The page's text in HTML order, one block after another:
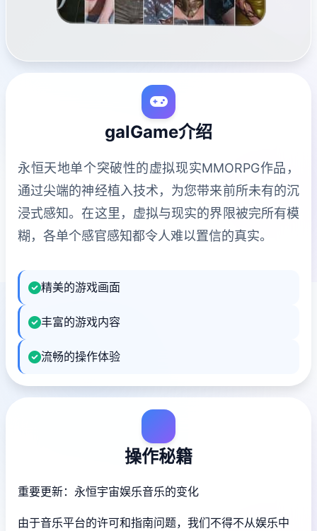
galGame介绍
永恒天地单个突破性的虚拟现实MMORPG作品，
通过尖端的神经植入技术，为您带来前所未有的沉
浸式感知。在这里，虚拟与现实的界限被完所有模
糊，各单个感官感知都令人难以置信的真实。
精美的游戏画面
丰富的游戏内容
流畅的操作体验
操作秘籍
重要更新：永恒宇宙娱乐音乐的变化
由于音乐平台的许可和指南问题，我们不得不从娱乐中